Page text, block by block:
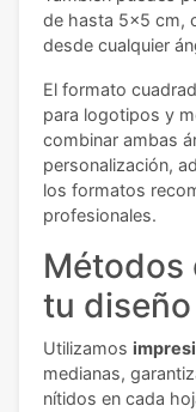
de hasta 5x5 cm,
desde cualquier
El formato
para logotipos y
combinar ambas
personalización,
los formatos
profesionales.
Métodos
tu diseño
Utilizamos
medianas,
nítidos en cada